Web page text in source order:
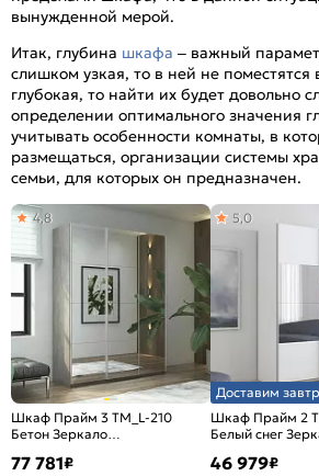
вынужденной мерой.
Итак, глубина шкафа – важный
слишком узкая, то в ней не поместятся
глубокая, то найти их будет довольно
определении оптимального значения
учитывать особенности комнаты, в
размещаться, организации системы
семьи, для которых он предназначен.
Шкаф Прайм 3 TM_L-210
Бетон Зеркало
4,8
77 781₽
Доставим
Шкаф Прайм 2
Белый снег
5,0
46 979₽